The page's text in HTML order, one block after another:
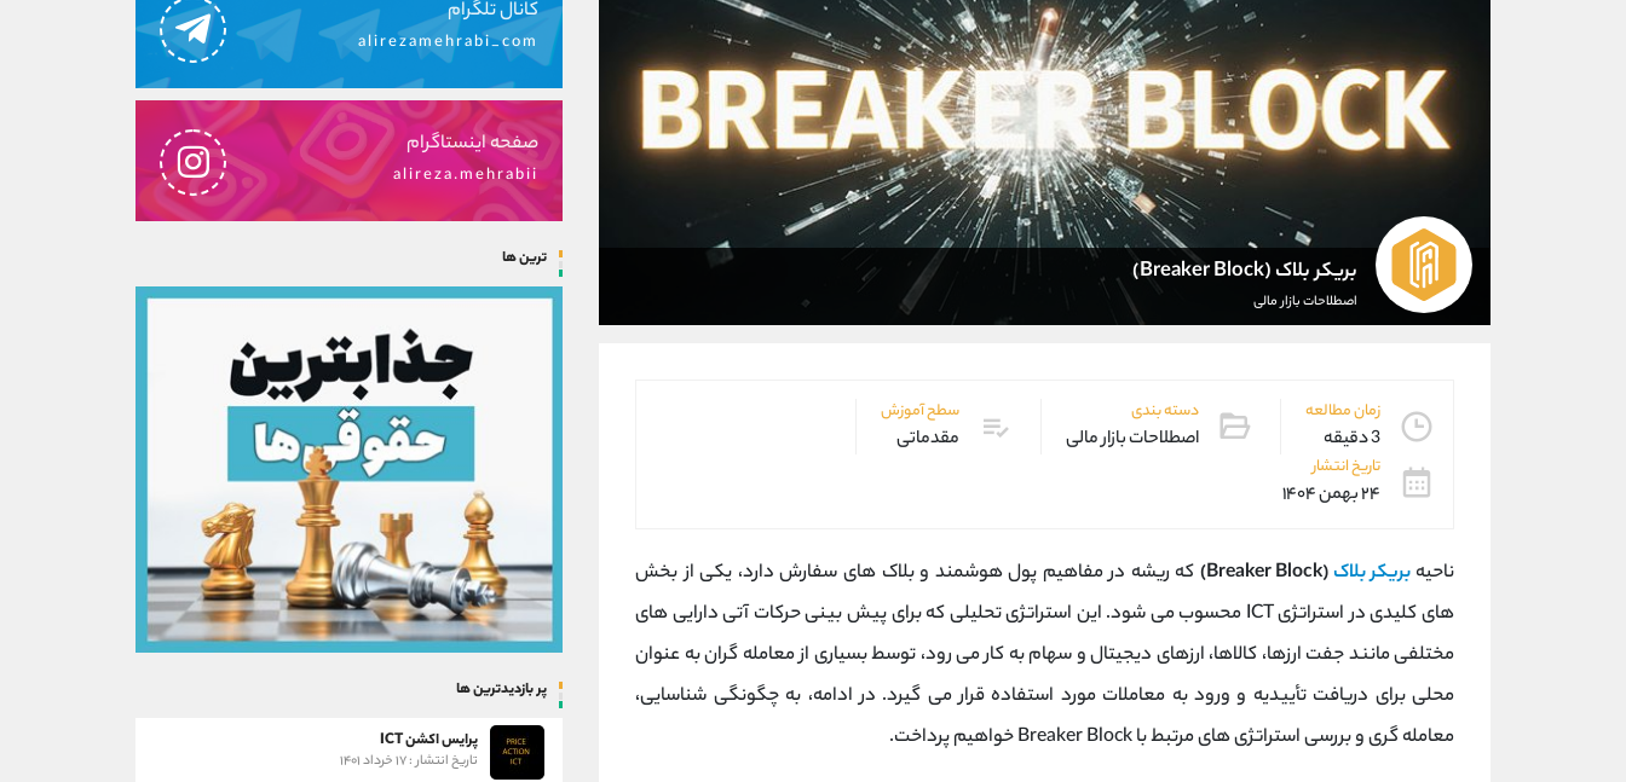
بریکر بلاک (Breaker Block)
اصطلاحات بازار مالی
زمان مطالعه
3 دقیقه
دسته بندی
اصطلاحات بازار مالی
سطح آموزش
مقدماتی
تاریخ انتشار
۲۴ بهمن ۱۴۰۴
ناحیه‌ بریکر بلاک(Breaker Block)
که ریشه در مفاهیم پول هوشمند و بلاک‌ های سفارش دارد، یکی از بخش‌
های کلیدی در استراتژی ICT محسوب می ‌شود. این استراتژی تحلیلی که برای پیش‌ بینی حرکات آتی دارایی ‌های
مختلفی مانند جفت ‌ارزها، کالاها، ارزهای دیجیتال و سهام به کار می ‌رود، توسط بسیاری از معامله ‌گران به عنوان
محلی برای دریافت تأییدیه و ورود به معاملات مورد استفاده قرار می ‌گیرد. در ادامه، به چگونگی شناسایی،
معامله ‌گری و بررسی استراتژی‌ های مرتبط با Breaker Block خواهیم پرداخت.
کانال تلگرام
alirezamehrabi_com
صفحه اینستاگرام
alireza.mehrabii
ترین ها
پر بازدیدترین ها
پرایس اکشن ICT
تاریخ انتشار : ۱۷ خرداد ۱۴۰۱